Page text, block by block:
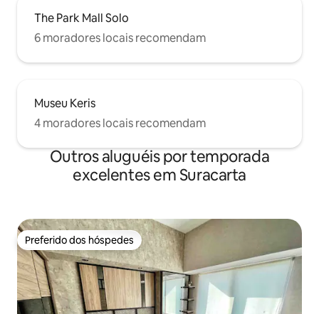
The Park Mall Solo
6 moradores locais recomendam
Museu Keris
4 moradores locais recomendam
Outros aluguéis por temporada
excelentes em Suracarta
Preferido dos hóspedes
Preferido dos hóspedes